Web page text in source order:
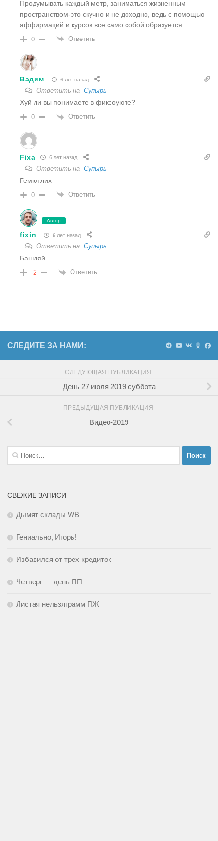
Продумывать каждый метр, заниматься жизненным
пространством-это скучно и не доходно, ведь с помощью
аффирмаций и курсов все само собой образуется.
0 Ответить
Вадим 6 лет назад
Ответить на Супырь
Хуй ли вы понимаете в фиксоуюте?
0 Ответить
Fixa 6 лет назад
Ответить на Супырь
Гемютлих
0 Ответить
Автор
fixin 6 лет назад
Ответить на Супырь
Башляй
-2 Ответить
СЛЕДИТЕ ЗА НАМИ:
СЛЕДУЮЩАЯ ПУБЛИКАЦИЯ
День 27 июля 2019 суббота
ПРЕДЫДУЩАЯ ПУБЛИКАЦИЯ
Видео-2019
Найти:
СВЕЖИЕ ЗАПИСИ
Дымят склады WB
Гениально, Игорь!
Избавился от трех кредиток
Четверг — день ПП
Листая нельзяграмм ПЖ